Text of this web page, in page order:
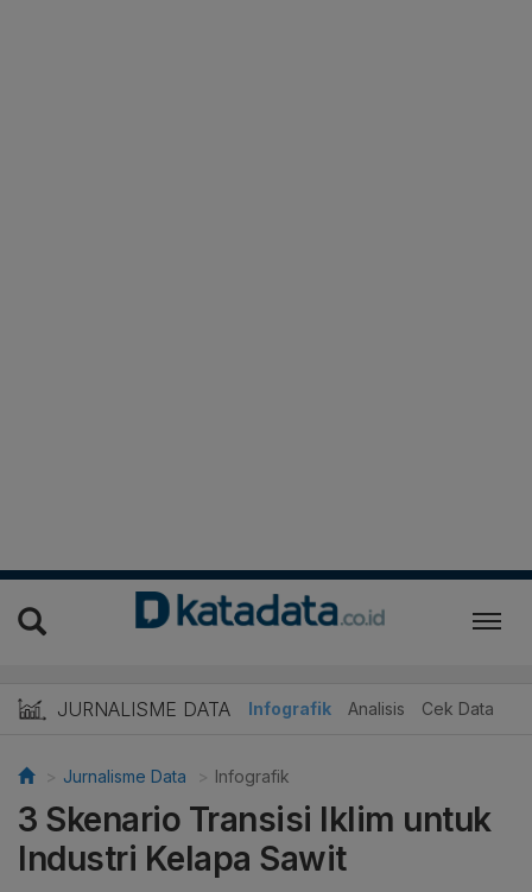
JURNALISME DATA Infografik Analisis Cek Data
Jurnalisme Data Infografik
3 Skenario Transisi Iklim untuk
Industri Kelapa Sawit